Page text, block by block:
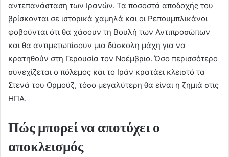
αντεπανάσταση των Ιρανών. Τα ποσοστά αποδοχής του
βρίσκονται σε ιστορικά χαμηλά και οι Ρεπουμπλικάνοι
φοβούνται ότι θα χάσουν τη Βουλή των Αντιπροσώπων
και θα αντιμετωπίσουν μια δύσκολη μάχη για να
κρατηθούν στη Γερουσία τον Νοέμβριο. Όσο περισσότερο
συνεχίζεται ο πόλεμος και το Ιράν κρατάει κλειστό τα
Στενά του Ορμούζ, τόσο μεγαλύτερη θα είναι η ζημιά στις
ΗΠΑ.
Πώς μπορεί να αποτύχει ο
αποκλεισμός